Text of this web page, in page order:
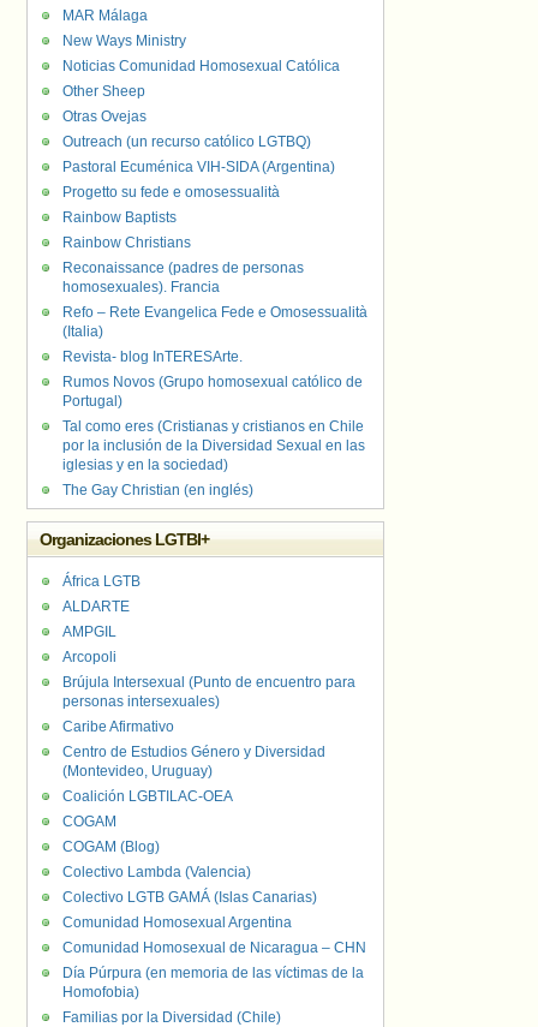
MAR Málaga
New Ways Ministry
Noticias Comunidad Homosexual Católica
Other Sheep
Otras Ovejas
Outreach (un recurso católico LGTBQ)
Pastoral Ecuménica VIH-SIDA (Argentina)
Progetto su fede e omosessualità
Rainbow Baptists
Rainbow Christians
Reconaissance (padres de personas
homosexuales). Francia
Refo – Rete Evangelica Fede e Omosessualità
(Italia)
Revista- blog InTERESArte.
Rumos Novos (Grupo homosexual católico de
Portugal)
Tal como eres (Cristianas y cristianos en Chile
por la inclusión de la Diversidad Sexual en las
iglesias y en la sociedad)
The Gay Christian (en inglés)
Organizaciones LGTBI+
África LGTB
ALDARTE
AMPGIL
Arcopoli
Brújula Intersexual (Punto de encuentro para
personas intersexuales)
Caribe Afirmativo
Centro de Estudios Género y Diversidad
(Montevideo, Uruguay)
Coalición LGBTILAC-OEA
COGAM
COGAM (Blog)
Colectivo Lambda (Valencia)
Colectivo LGTB GAMÁ (Islas Canarias)
Comunidad Homosexual Argentina
Comunidad Homosexual de Nicaragua – CHN
Día Púrpura (en memoria de las víctimas de la
Homofobia)
Familias por la Diversidad (Chile)